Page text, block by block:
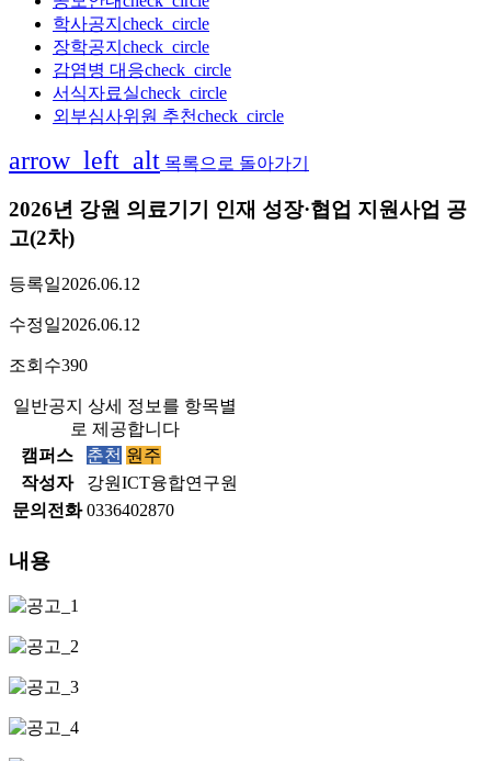
학사공지 check_circle
장학공지 check_circle
감염병 대응check_circle
서식자료실check_circle
외부심사위원 추천check_circle
arrow_left_alt 목록으로 돌아가기
2026년 강원 의료기기 인재 성장·협업 지원사업 공
고(2차)
등록일2026.06.12
수정일2026.06.12
조회수390
일반공지 상세 정보를 항목별
로 제공합니다
캠퍼스
춘천 원주
작성자
강원ICT융합연구원
문의전화 0336402870
내용